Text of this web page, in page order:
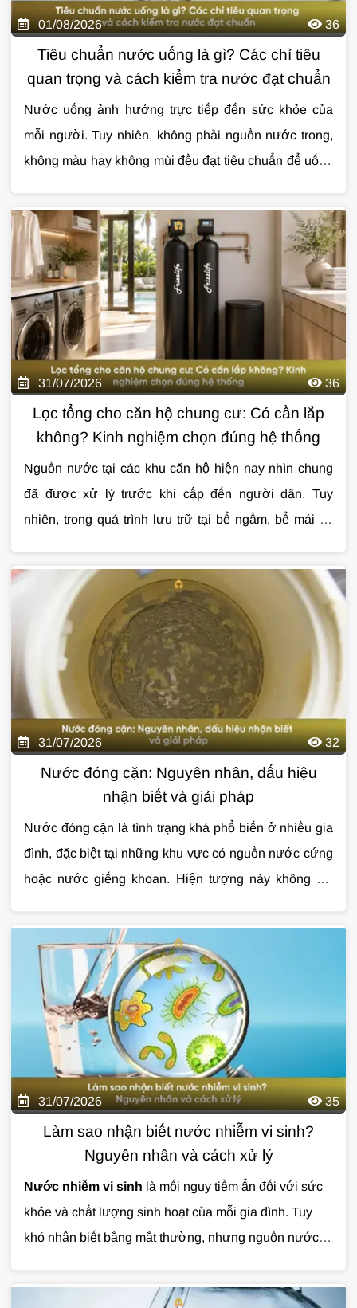
01/08/2026 36
Tiêu chuẩn nước uống là gì? Các chỉ tiêu
quan trọng và cách kiểm tra nước đạt chuẩn
Nước uống ảnh hưởng trực tiếp đến sức khỏe của
mỗi người. Tuy nhiên, không phải nguồn nước trong,
không màu hay không mùi đều đạt tiêu chuẩn để uống
giúp bạn đánh giá chất lượng nguồn nước và lựa
chọn giải pháp xử lý phù hợp.
nước uốngqua bài viết dưới đây.
31/07/2026 36
Lọc tổng cho căn hộ chung cư: Có cần lắp
không? Kinh nghiệm chọn đúng hệ thống
Nguồn nước tại các khu căn hộ hiện nay nhìn chung
đã được xử lý trước khi cấp đến người dân. Tuy
nhiên, trong quá trình lưu trữ tại bể ngầm, bể mái và
bị lẫn cặn, clo dư, mùi khó chịu hoặc kim loại từ
đường ống cũ. Đây là lý do ngày càng nhiều gia đình
quan tâm đếnlọc tổng cho căn hộ chung cưđể
nâng cao chất lượng nước sinh hoạt hàng ngày.
cho căn hộ chung cư, những lợi ích thực tế, cách
lựa chọn hệ thống phù hợp và các lưu ý quan trọng
trước khi lắp đặt qua bài viết dưới đây.
31/07/2026 32
Nước đóng cặn: Nguyên nhân, dấu hiệu
nhận biết và giải pháp
Nước đóng cặn là tình trạng khá phổ biến ở nhiều gia
đình, đặc biệt tại những khu vực có nguồn nước cứng
hoặc nước giếng khoan. Hiện tượng này không chỉ
thọ đường ống, bình nóng lạnh và chất lượng sinh
hoạt hằng ngày. Nếu không được xử lý đúng cách,
nước đóng cặn có thể khiến bạn tốn nhiều chi phí sửa
chữa về lâu dài. Cùng Giải Pháp Nước tìm hiểu chi tiết
qua bài viết dưới đây.
31/07/2026 35
Làm sao nhận biết nước nhiễm vi sinh?
Nguyên nhân và cách xử lý
Nước nhiễm vi sinh là mối nguy tiềm ẩn đối với sức
khỏe và chất lượng sinh hoạt của mỗi gia đình. Tuy
khó nhận biết bằng mắt thường, nhưng nguồn nước ô
lý kịp thời.Cùng Giải Pháp Nước tìm hiểu chi tiết về